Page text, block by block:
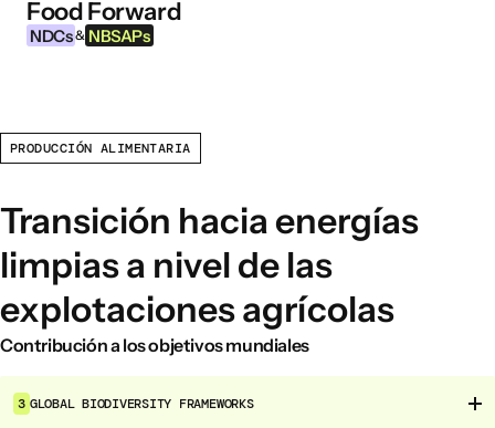
Ir al contenido
Food Forward
NDCs & NBSAPs
INFORMACIÓN
Acerca de esta herramienta
¿Qué son los NDCs?
¿Qué son las NBSAPs?
Por qué actuar sobre la agricultura y los
sistemas alimentarios
ÁREAS DE INTERVENCIÓN ALIMENTARIA
PRODUCCIÓN ALIMENTARIA
Transición hacia energías
limpias a nivel de las
explotaciones agrícolas
Contribución a los objetivos mundiales
3 GLOBAL BIODIVERSITY FRAMEWORKS